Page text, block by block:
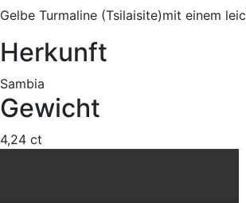
Gelbe Turmaline (Tsilaisite)mit einem
Herkunft
Sambia
Gewicht
4,24 ct